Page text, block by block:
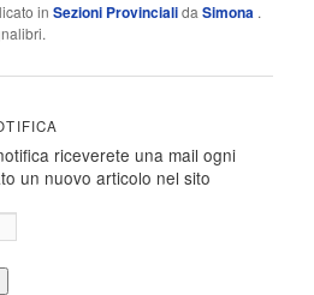
inSezioni ProvincialidaSimona .
riceverete una mail ogni
un nuovo articolo nel sito